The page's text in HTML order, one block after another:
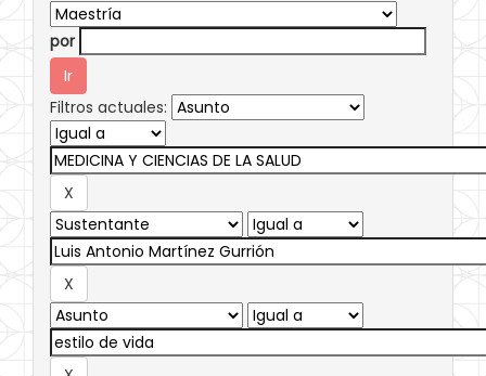
por
Filtros actuales: